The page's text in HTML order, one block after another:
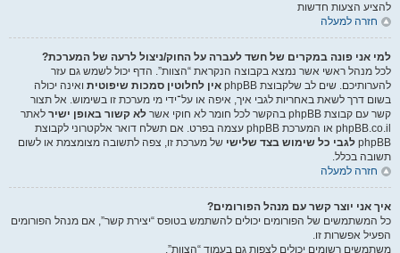
להציע הצעות חדשות
חזרה למעלה
למי אני פונה במקרים של חשד לעברה על החוק/ניצול לרעה של המערכת?
לכל מנהל ראשי אשר נמצא בקבוצה הנקראת “הצוות”. הדף יכול לשמש גם עזר
להערותיכם. שים לב שלקבוצת phpBB
אין לחלוטין סמכות שיפוטית ואינה יכולה
בשום דרך לשאת באחריות לגבי איך, איפה או על־ידי מי מערכת זו בשימוש. אל תצור
קשר עם קבוצת phpBB בהקשר לכל חומר לא חוקי אשר
לא קשור באופן ישיר לאתר
phpBB.co.il או המערכת phpBB עצמה בפרט. אם תשלח דואר אלקטרוני לקבוצת
phpBB לגבי כל שימוש בצד שלישי של מערכת זו, צפה לתשובה מצומצמת או לשום
תשובה בכלל.
חזרה למעלה
איך אני יוצר קשר עם מנהל הפורומים?
כל המשתמשים של הפורומים יכולים להשתמש בטופס “יצירת קשר”, אם מנהל הפורומים
הפעיל אפשרות זו.
משתמשים רשומים יכולים לצפות גם בעמוד “הצוות”.